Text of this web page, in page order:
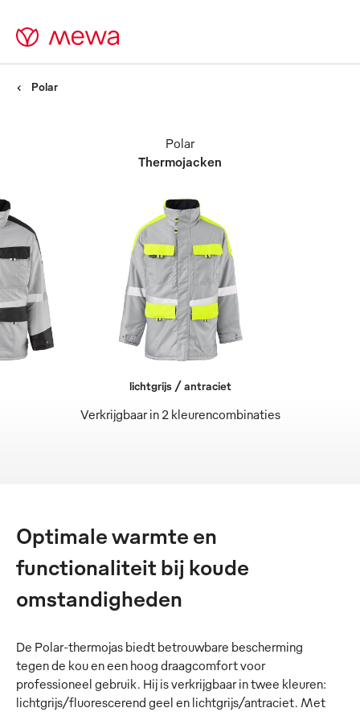
Polar
Thermojacken
Polar
Verkrijgbaar in 2 kleurencombinaties
lichtgrijs / antraciet
Optimale warmte en
functionaliteit bij koude
omstandigheden
De Polar-thermojas biedt betrouwbare bescherming
tegen de kou en een hoog draagcomfort voor
professioneel gebruik. Hij is verkrijgbaar in twee kleuren:
lichtgrijs/fluorescerend geel en lichtgrijs/antraciet. Met